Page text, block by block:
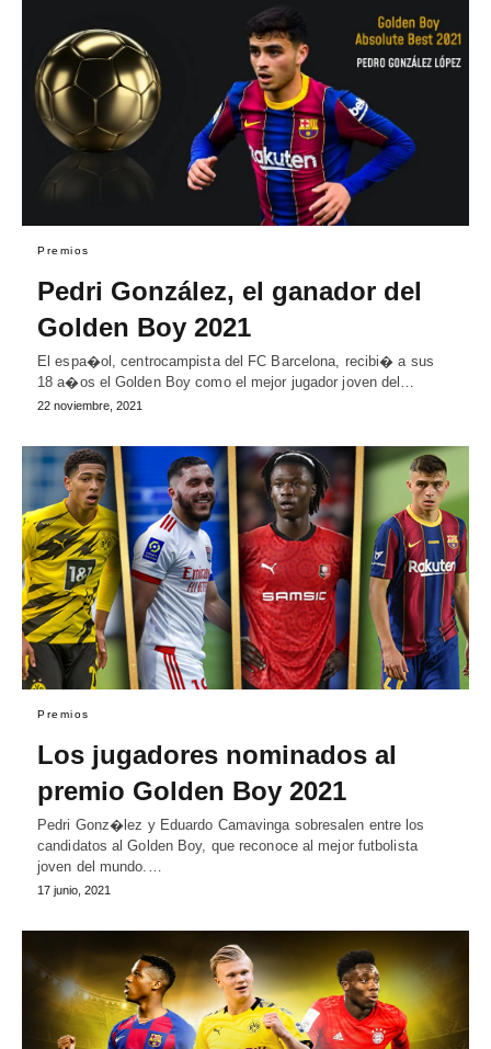
Premios
Pedri González, el ganador del
Golden Boy 2021
El espa�ol, centrocampista del FC Barcelona, recibi� a sus
18 a�os el Golden Boy como el mejor jugador joven del…
22 noviembre, 2021
Premios
Los jugadores nominados al
premio Golden Boy 2021
Pedri Gonz�lez y Eduardo Camavinga sobresalen entre los
candidatos al Golden Boy, que reconoce al mejor futbolista
joven del mundo.…
17 junio, 2021